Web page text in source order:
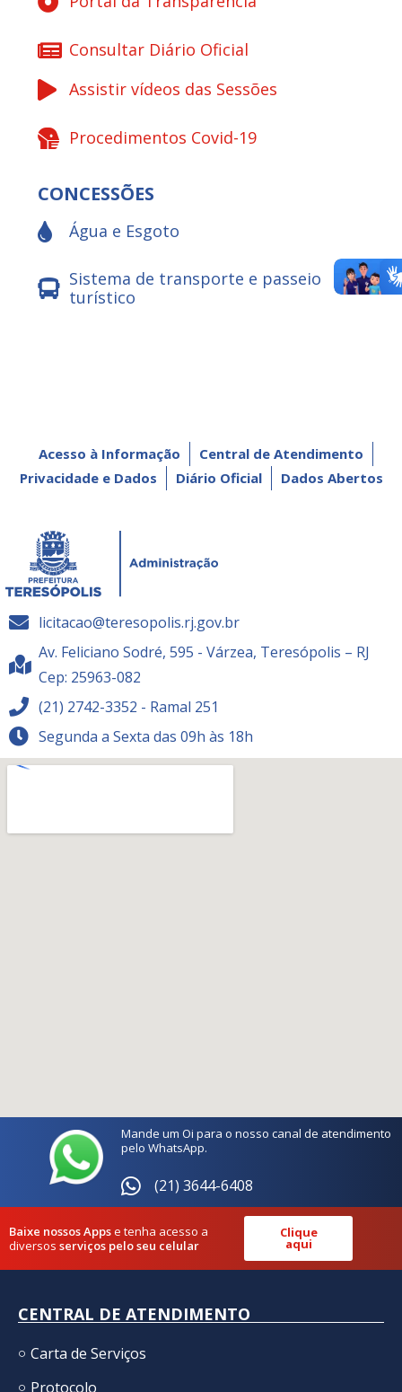
Consultar Diário Oficial
Assistir vídeos das Sessões
Procedimentos Covid-19
CONCESSÕES
Água e Esgoto
Sistema de transporte e passeio
turístico
Acesso à Informação
Central de Atendimento
Privacidade e Dados
Diário Oficial Dados Abertos
licitacao@teresopolis.rj.gov.br
Av. Feliciano Sodré, 595 - Várzea, Teresópolis – RJ
Cep: 25963-082
(21) 2742-3352 - Ramal 251
Segunda a Sexta das 09h às 18h
Mande um Oi para o nosso canal de atendimento
pelo WhatsApp.
(21) 3644-6408
Baixe nossos Appse tenha acesso a
diversos serviços pelo seu celular
Clique
aqui
CENTRAL DE ATENDIMENTO
Carta de Serviços
Protocolo